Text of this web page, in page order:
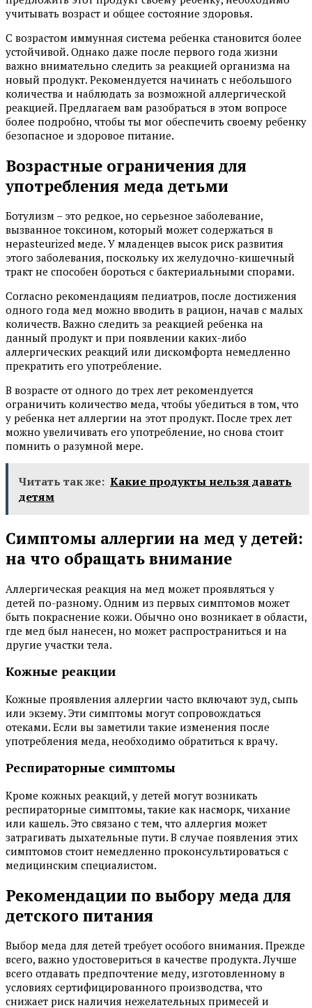
учитывать возраст и общее состояние здоровья.
С возрастом иммунная система ребенка становится более
устойчивой. Однако даже после первого года жизни
важно внимательно следить за реакцией организма на
новый продукт. Рекомендуется начинать с небольшого
количества и наблюдать за возможной аллергической
реакцией. Предлагаем вам разобраться в этом вопросе
более подробно, чтобы ты мог обеспечить своему ребенку
безопасное и здоровое питание.
Возрастные ограничения для
употребления меда детьми
Ботулизм – это редкое, но серьезное заболевание,
вызванное токсином, который может содержаться в
неpasteurized меде. У младенцев высок риск развития
этого заболевания, поскольку их желудочно-кишечный
тракт не способен бороться с бактериальными спорами.
Согласно рекомендациям педиатров, после достижения
одного года мед можно вводить в рацион, начав с малых
количеств. Важно следить за реакцией ребенка на
данный продукт и при появлении каких-либо
аллергических реакций или дискомфорта немедленно
прекратить его употребление.
В возрасте от одного до трех лет рекомендуется
ограничить количество меда, чтобы убедиться в том, что
у ребенка нет аллергии на этот продукт. После трех лет
можно увеличивать его употребление, но снова стоит
помнить о разумной мере.
Читать так же: Какие продукты нельзя давать
детям
Симптомы аллергии на мед у детей:
на что обращать внимание
Аллергическая реакция на мед может проявляться у
детей по-разному. Одним из первых симптомов может
быть покраснение кожи. Обычно оно возникает в области,
где мед был нанесен, но может распространиться и на
другие участки тела.
Кожные реакции
Кожные проявления аллергии часто включают зуд, сыпь
или экзему. Эти симптомы могут сопровождаться
отеками. Если вы заметили такие изменения после
употребления меда, необходимо обратиться к врачу.
Респираторные симптомы
Кроме кожных реакций, у детей могут возникать
респираторные симптомы, такие как насморк, чихание
или кашель. Это связано с тем, что аллергия может
затрагивать дыхательные пути. В случае появления этих
симптомов стоит немедленно проконсультироваться с
медицинским специалистом.
Рекомендации по выбору меда для
детского питания
Выбор меда для детей требует особого внимания. Прежде
всего, важно удостовериться в качестве продукта. Лучше
всего отдавать предпочтение меду, изготовленному в
условиях сертифицированного производства, что
снижает риск наличия нежелательных примесей и